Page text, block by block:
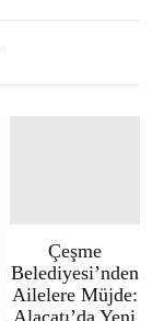
Çeşme
Belediyesi’nden
Ailelere Müjde:
Alaçatı’da Yeni